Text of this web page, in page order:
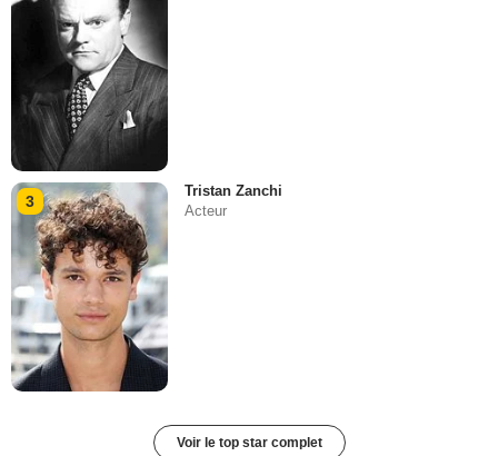
3
Tristan Zanchi
Acteur
Voir le top star complet